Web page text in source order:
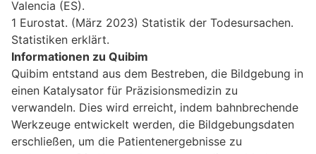
Valencia (ES).
1 Eurostat. (März 2023) Statistik der Todesursachen.
Statistiken erklärt.
Informationen zu Quibim
Quibim entstand aus dem Bestreben, die Bildgebung in
einen Katalysator für Präzisionsmedizin zu
verwandeln. Dies wird erreicht, indem bahnbrechende
Werkzeuge entwickelt werden, die Bildgebungsdaten
erschließen, um die Patientenergebnisse zu